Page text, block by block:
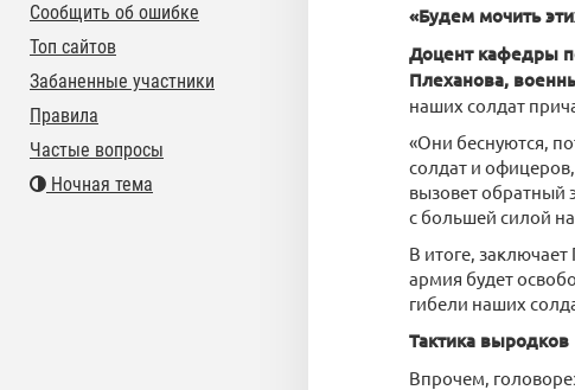
«Будем мочить
Доцент кафедры
Плеханова,
наших солдат
«Они беснуются,
солдат и
вызовет обратный
с большей силой
В итоге,
армия будет
гибели наших
Тактика выродков
Впрочем,
Сообщить об ошибке
Топ сайтов
Забаненные участники
Правила
Частые вопросы
Ночная тема